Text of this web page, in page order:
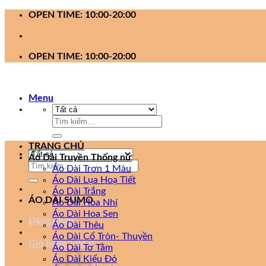
OPEN TIME: 10:00-20:00
OPEN TIME: 10:00-20:00
Menu
Tìm
Tìm
ÁO DÀI SUMO
Đăng nhập
Giỏ hàng /0₫ 0
TRANG CHỦ
Áo Dài Truyền Thống nữ
Áo Dài Trơn 1 Màu
Áo Dài Lụa Hoạ Tiết
Áo Dài Trắng
Áo Dài Hoa Nhí
Áo Dài Hoa Sen
Áo Dài Thêu
Áo Dài Cổ Tròn- Thuyền
Áo Dài Tơ Tằm
Áo Dài Kiểu Đỏ